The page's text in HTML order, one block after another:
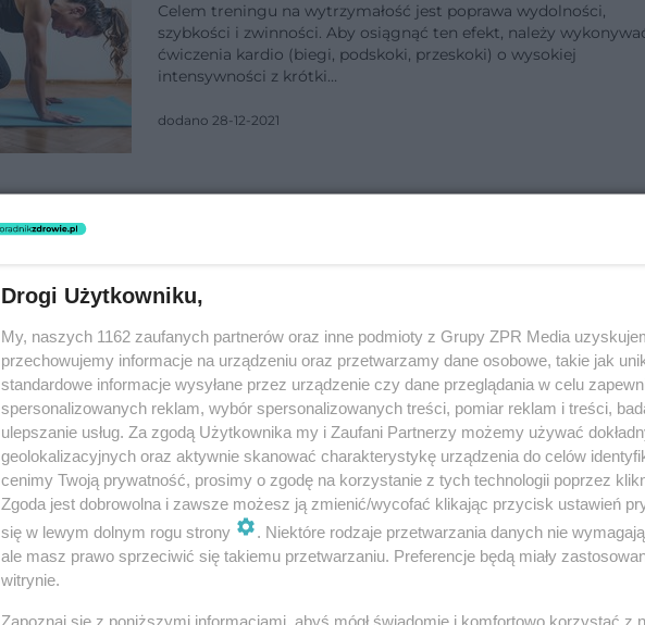
Celem treningu na wytrzymałość jest poprawa wydolności,
szybkości i zwinności. Aby osiągnąć ten efekt, należy
ćwiczenia kardio (biegi, podskoki, przeskoki) o wysokiej
intensywności z krótki…
dodano 28-12-2021
Zadyszka wysiłkowa (np. przy wchodzeniu po schodach, po
bieganiu) wcale nie musi dotyczyć tylko starszych osób. Może
przytrafić się nawet młodej osobie, która ma słabą kondycję
zbyt mocno forsuj…
dodano 5-11-2021
Skuteczne ćwiczenia poprawiające
– kilka uwag dla początkujących
Chcesz bez nadmiernego wysiłku fizycznego poprawić swoją
Drogi Użytkowniku,
My, naszych 1162 zaufanych partnerów oraz inne podmioty z Grupy ZPR Media
przechowujemy informacje na urządzeniu oraz przetwarzamy dane osobowe, takie jak
standardowe informacje wysyłane przez urządzenie czy dane przeglądania w celu
spersonalizowanych reklam, wybór spersonalizowanych treści, pomiar reklam i treści,
ulepszanie usług. Za zgodą Użytkownika my i Zaufani Partnerzy możemy używać
geolokalizacyjnych oraz aktywnie skanować charakterystykę urządzenia do celów
cenimy Twoją prywatność, prosimy o zgodę na korzystanie z tych technologii poprzez
Zgoda jest dobrowolna i zawsze możesz ją zmienić/wycofać klikając przycisk ustawień
się w lewym dolnym rogu strony
. Niektóre rodzaje przetwarzania danych nie
ale masz prawo sprzeciwić się takiemu przetwarzaniu. Preferencje będą miały
witrynie.
Zapoznaj się z poniższymi informacjami, abyś mógł świadomie i komfortowo korzystać z